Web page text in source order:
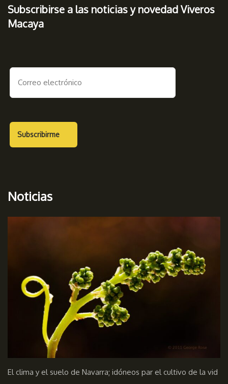
Subscribirse a las noticias y novedad Viveros
Macaya
Noticias
El clima y el suelo de Navarra; idóneos par el cultivo de la vid